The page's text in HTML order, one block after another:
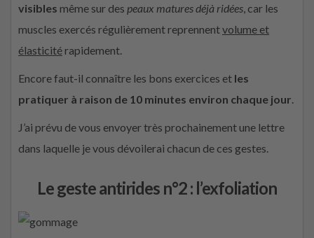
visibles même sur des peaux matures déjà ridées, car les
muscles exercés régulièrement reprennentvolume et
élasticitérapidement.
Encore faut-il connaître les bons exercices et les
pratiquer à raison de 10 minutes environ chaque jour.
J’ai prévu de vous envoyer très prochainement une lettre
dans laquelle je vous dévoilerai chacun de ces gestes.
Le geste antirides n°2 : l’exfoliation